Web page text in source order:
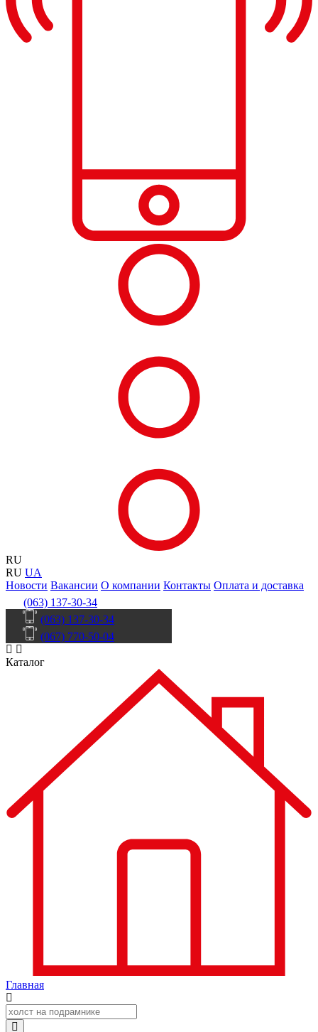
RU
RU UA
Новости Вакансии О компании Контакты Оплата и доставка
(063) 137-30-34
(063) 137-30-34
(067) 770-50-04
Каталог
Главная